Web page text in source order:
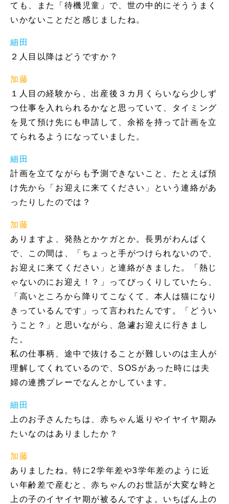
ても、また「待機児童」で、世の中的にそううまく
いかないことだと感じましたね。
細田
２人目以降はどうですか？
加藤
１人目の経験から、出産後３カ月くらいなら少しず
つ仕事を入れられるかなと思っていて、タイミング
を見て預け先にも申請して、余裕を持って計画を立
てられるようになっていました。
細田
計画を立てながらも予測できないこと、たとえば預
け先から「お迎えに来てください」という連絡があ
ったりしたのでは？
加藤
ありますよ、発熱とかケガとか。長男がわんぱく
で、この間は、「ちょっと手がつけられないので、
お迎えに来てください」と連絡がきました。「熱じ
ゃないのにお迎え！？」ってびっくりしていたら、
「高いところから降りてこなくて、本人は猫になり
きっているんです」って言われたんです。「どうい
うこと？」と思いながら、急遽お迎えに行きまし
た。
私の仕事柄、途中で抜けることが難しいのは主人が
理解してくれているので、SOSがあった時には夫
婦の連携プレーでなんとかしています。
細田
上のお子さんたちは、赤ちゃん返りやイヤイヤ期み
たいなのはありましたか？
加藤
ありましたね。特に2学年差や3学年差のように近
い年齢差で産むと、赤ちゃんのお世話が大変な時と
上の子のイヤイヤ期が被るんですよ。いちばん上の